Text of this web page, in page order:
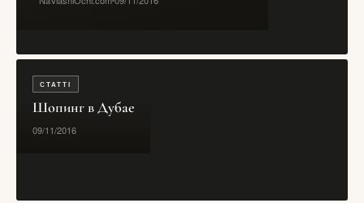
СТАТТІ
Шопинг в Дубае
09/11/2016